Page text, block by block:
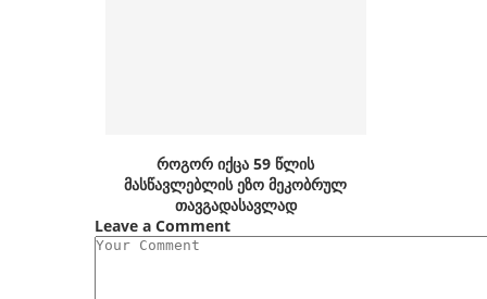
როგორ იქცა 59 წლის
მასწავლებლის ეზო მეკობრულ
თავგადასავლად
Leave a Comment